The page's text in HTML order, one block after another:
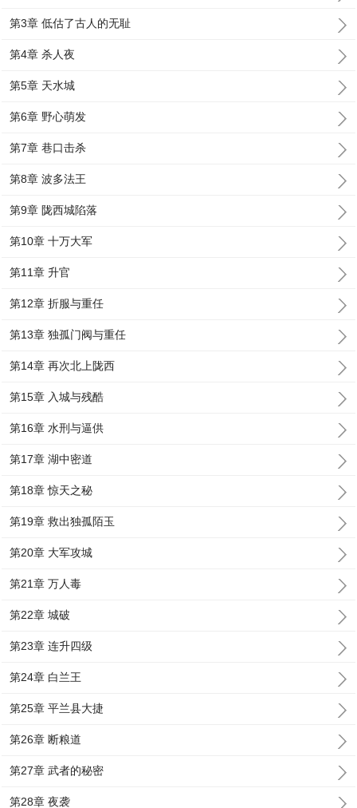
第3章 低估了古人的无耻
第4章 杀人夜
第5章 天水城
第6章 野心萌发
第7章 巷口击杀
第8章 波多法王
第9章 陇西城陷落
第10章 十万大军
第11章 升官
第12章 折服与重任
第13章 独孤门阀与重任
第14章 再次北上陇西
第15章 入城与残酷
第16章 水刑与逼供
第17章 湖中密道
第18章 惊天之秘
第19章 救出独孤陌玉
第20章 大军攻城
第21章 万人毒
第22章 城破
第23章 连升四级
第24章 白兰王
第25章 平兰县大捷
第26章 断粮道
第27章 武者的秘密
第28章 夜袭